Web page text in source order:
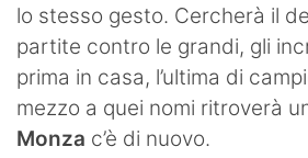
lo stesso gesto. Cercherà il
partite contro le grandi, gli
prima in casa, l’ultima di
mezzo a quei nomi ritroverà
Monza c’è di nuovo.